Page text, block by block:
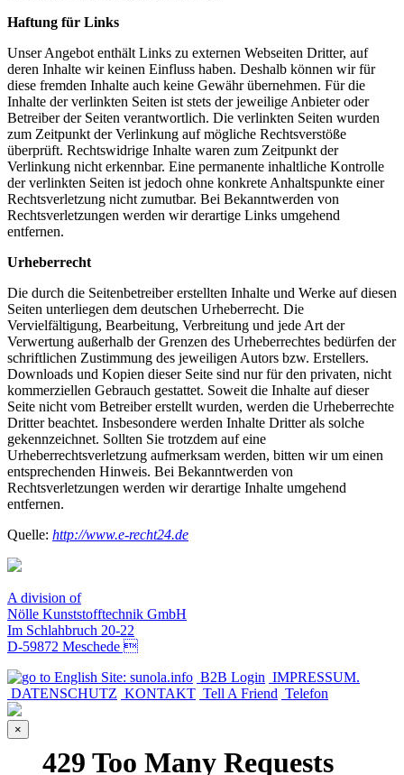
Haftung für Links
Unser Angebot enthält Links zu externen Webseiten Dritter, auf
deren Inhalte wir keinen Einfluss haben. Deshalb können wir für
diese fremden Inhalte auch keine Gewähr übernehmen. Für die
Inhalte der verlinkten Seiten ist stets der jeweilige Anbieter oder
Betreiber der Seiten verantwortlich. Die verlinkten Seiten wurden
zum Zeitpunkt der Verlinkung auf mögliche Rechtsverstöße
überprüft. Rechtswidrige Inhalte waren zum Zeitpunkt der
Verlinkung nicht erkennbar. Eine permanente inhaltliche Kontrolle
der verlinkten Seiten ist jedoch ohne konkrete Anhaltspunkte einer
Rechtsverletzung nicht zumutbar. Bei Bekanntwerden von
Rechtsverletzungen werden wir derartige Links umgehend
entfernen.
Urheberrecht
Die durch die Seitenbetreiber erstellten Inhalte und Werke auf diesen
Seiten unterliegen dem deutschen Urheberrecht. Die
Vervielfältigung, Bearbeitung, Verbreitung und jede Art der
Verwertung außerhalb der Grenzen des Urheberrechtes bedürfen der
schriftlichen Zustimmung des jeweiligen Autors bzw. Erstellers.
Downloads und Kopien dieser Seite sind nur für den privaten, nicht
kommerziellen Gebrauch gestattet. Soweit die Inhalte auf dieser
Seite nicht vom Betreiber erstellt wurden, werden die Urheberrechte
Dritter beachtet. Insbesondere werden Inhalte Dritter als solche
gekennzeichnet. Sollten Sie trotzdem auf eine
Urheberrechtsverletzung aufmerksam werden, bitten wir um einen
entsprechenden Hinweis. Bei Bekanntwerden von
Rechtsverletzungen werden wir derartige Inhalte umgehend
entfernen.
Quelle: http://www.e-recht24.de
A division of
Nölle Kunststofftechnik GmbH
Im Schlahbruch 20-22
D-59872 Meschede 
B2B Login IMPRESSUM.
DATENSCHUTZ KONTAKT Tell A Friend Telefon
×